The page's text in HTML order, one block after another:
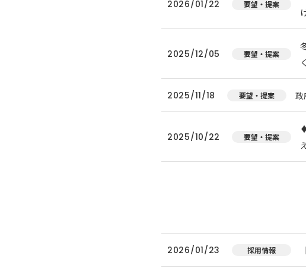
2026/01/22 要望・提案
2025/12/05 要望・提案
2025/11/18 要望・提案 政
2025/10/22 要望・提案
2026/01/23 採用情報